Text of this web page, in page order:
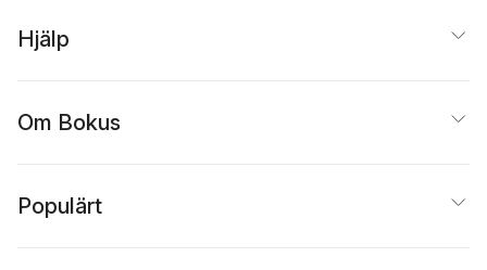
Hjälp
Om Bokus
Populärt